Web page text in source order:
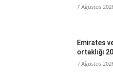
7 Ağustos
Emirates
ortaklığı
7 Ağustos